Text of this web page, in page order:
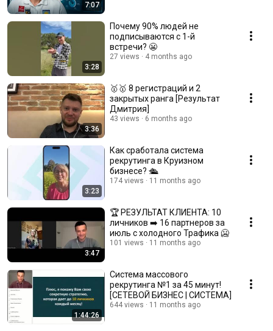
7:07
3:28
Почему 90% людей не
подписываются с 1-й
встречи? 😬
27 views 4 months ago
3:36
🥇🥇 8 регистраций и 2
закрытых ранга [Результат
Дмитрия]
43 views 6 months ago
3:23
Как сработала система
рекрутинга в Круизном
бизнесе? 🛳️
174 views 11 months ago
3:47
🏆 РЕЗУЛЬТАТ КЛИЕНТА: 10
личников ➡️ 16 партнеров за
июль с холодного Трафика 🥶
101 views 11 months ago
1:44:26
Система маccовoго
рекрутинга №1 за 45 минут!
[СЕТЕВОЙ БИЗНЕС | СИСТЕМА]
644 views 11 months ago